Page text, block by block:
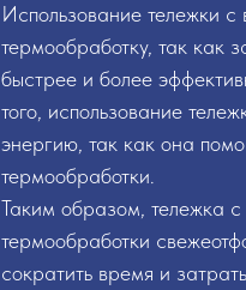
Использование тележки с
термообработку, так как
быстрее и более
того, использование
энергию, так как она
термообработки.
Таким образом, тележка с
термообработки
сократить время и